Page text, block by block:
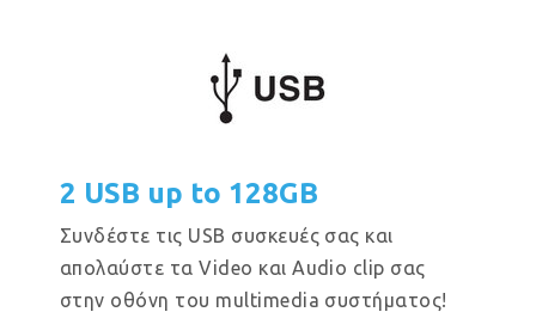
2 USB up to 128GB
Συνδέστε τις USB συσκευές σας και
απολαύστε τα Video και Audio clip σας
στην οθόνη του multimedia συστήματος!